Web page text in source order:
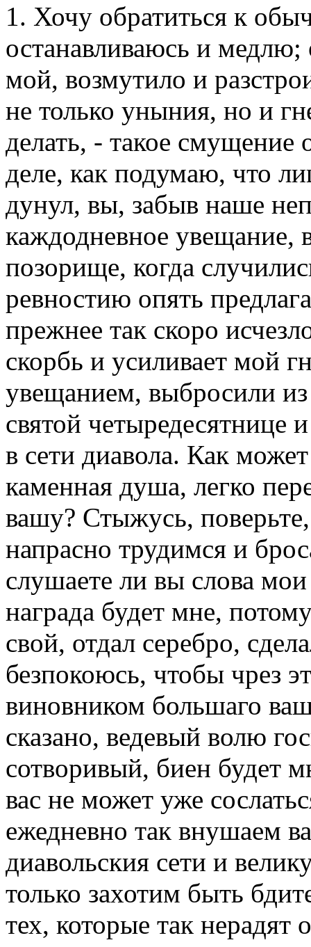
1. Хочу обратиться к
останавливаюсь и
мой, возмутило и
не только уныния, но и
делать, - такое
деле, как подумаю, что
дунул, вы, забыв наше
каждодневное увещание,
позорище, когда
ревностию опять
прежнее так скоро
скорбь и усиливает мой
увещанием, выбросили
святой четыредесятнице
в сети диавола. Как
каменная душа, легко
вашу? Стыжусь,
напрасно трудимся и
слушаете ли вы слова
награда будет мне,
свой, отдал серебро,
безпокоюсь, чтобы чрез
виновником большаго
сказано, ведевый волю
сотворивый, биен будет
вас не может уже
ежедневно так внушаем
диавольския сети и
только захотим быть
тех, которые так нерадят